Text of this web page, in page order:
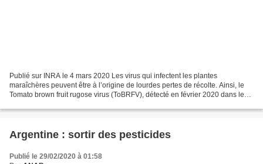
Publié sur INRA le 4 mars 2020 Les virus qui infectent les plantes
maraîchères peuvent être à l’origine de lourdes pertes de récolte. Ainsi, le
Tomato brown fruit rugose virus (ToBRFV), détecté en février 2020 dans le
Argentine : sortir des pesticides
Publié le 29/02/2020 à 01:58